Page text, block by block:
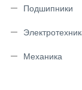
Подшипники
Механика